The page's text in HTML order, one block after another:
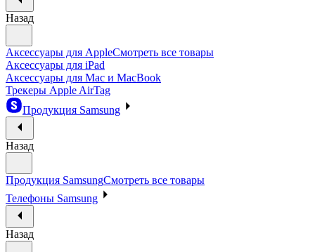
Назад
Аксессуары для AppleСмотреть все товары
Аксессуары для iPad
Аксессуары для Mac и MacBook
Трекеры Apple AirTag
Продукция Samsung
Назад
Продукция SamsungСмотреть все товары
Телефоны Samsung
Назад